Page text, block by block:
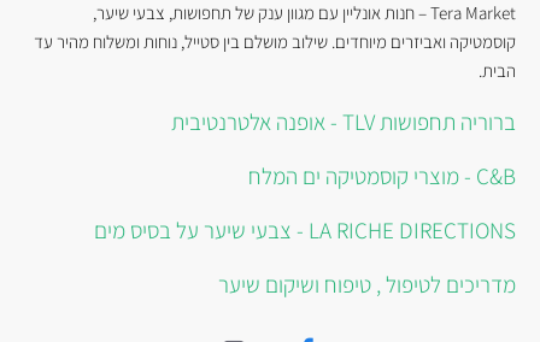
Tera Market – חנות אונליין עם מגוון ענק של תחפושות, צבעי שיער,
קוסמטיקה ואביזרים מיוחדים. שילוב מושלם בין סטייל, נוחות ומשלוח מהיר עד
הבית.
ברוריה תחפושות TLV - אופנה אלטרנטיבית
C&B - מוצרי קוסמטיקה ים המלח
LA RICHE DIRECTIONS - צבעי שיער על בסיס מים
מדריכים לטיפול , טיפוח ושיקום שיער